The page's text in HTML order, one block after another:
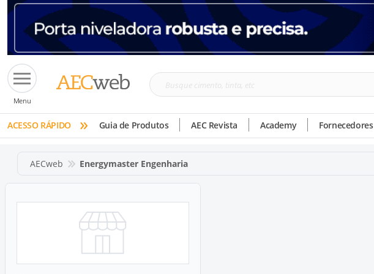
Menu
Busque
tinta,
etc
ACESSO RÁPIDO » Guia de Produtos AEC Revista Academy Fornecedores
AECweb Energymaster Engenharia